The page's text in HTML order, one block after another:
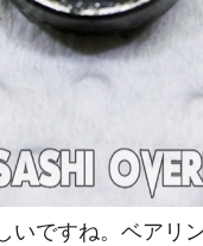
ですね。ベアリ